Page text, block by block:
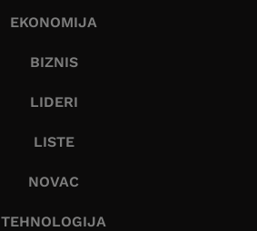
EKONOMIJA
BIZNIS
LIDERI
LISTE
NOVAC
TEHNOLOGIJA